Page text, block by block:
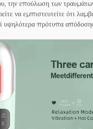
την επούλωση των
να εμπιστευτείτε ότι
υψηλότερα πρότυπα